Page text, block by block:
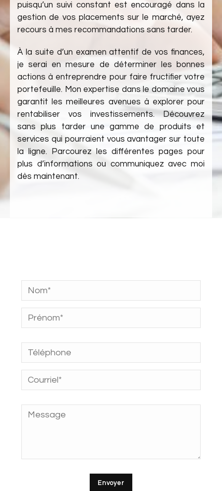
puisqu’un suivi constant est encouragé dans la
gestion de vos placements sur le marché, ayez
recours à mes recommandations sans tarder.
À la suite d’un examen attentif de vos finances,
je serai en mesure de déterminer les bonnes
actions à entreprendre pour faire fructifier votre
portefeuille. Mon expertise dans le domaine vous
garantit les meilleures avenues à explorer pour
rentabiliser vos investissements. Découvrez
sans plus tarder une gamme de produits et
services qui pourraient vous avantager sur toute
la ligne. Parcourez les différentes pages pour
plus d’informations ou communiquez avec moi
dès maintenant.